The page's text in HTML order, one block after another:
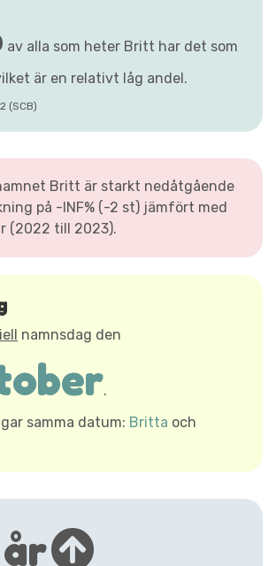
av alla som heter Britt har det som
är en relativt låg andel.
(SCB)
Britt är starkt nedåtgående
på -INF% (-2 st) jämfört med
(2022 till 2023).
namnsdag den
.
samma datum: Britta och